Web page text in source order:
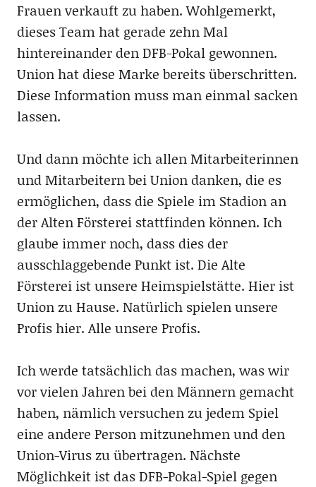
Frauen verkauft zu haben. Wohlgemerkt,
dieses Team hat gerade zehn Mal
hintereinander den DFB-Pokal gewonnen.
Union hat diese Marke bereits überschritten.
Diese Information muss man einmal sacken
lassen.
Und dann möchte ich allen Mitarbeiterinnen
und Mitarbeitern bei Union danken, die es
ermöglichen, dass die Spiele im Stadion an
der Alten Försterei stattfinden können. Ich
glaube immer noch, dass dies der
ausschlaggebende Punkt ist. Die Alte
Försterei ist unsere Heimspielstätte. Hier ist
Union zu Hause. Natürlich spielen unsere
Profis hier. Alle unsere Profis.
Ich werde tatsächlich das machen, was wir
vor vielen Jahren bei den Männern gemacht
haben, nämlich versuchen zu jedem Spiel
eine andere Person mitzunehmen und den
Union-Virus zu übertragen. Nächste
Möglichkeit ist das DFB-Pokal-Spiel gegen